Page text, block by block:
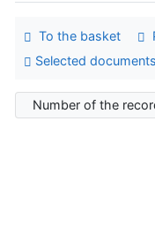
To the basket
Selected documents
Number of the